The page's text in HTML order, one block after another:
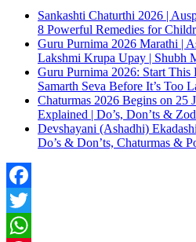
Sankashti Chaturthi 2026 |
8 Powerful Remedies for
Guru Purnima 2026 Marathi |
Lakshmi Krupa Upay | Shubh
Guru Purnima 2026: Start
Samarth Seva Before It’s Too
Chaturmas 2026 Begins on 25
Explained | Do’s, Don’ts &
Devshayani (Ashadhi)
Do’s & Don’ts, Chaturmas &
Facebook
Twitter